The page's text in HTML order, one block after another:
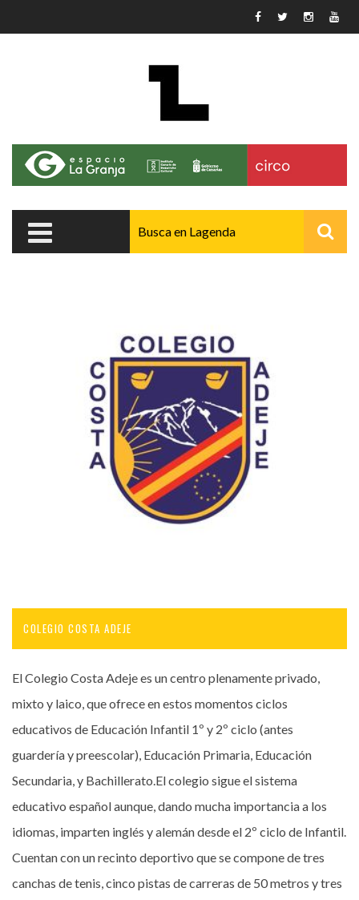
COLEGIO COSTA ADEJE
El Colegio Costa Adeje es un centro plenamente privado,
mixto y laico, que ofrece en estos momentos ciclos
educativos de Educación Infantil 1º y 2º ciclo (antes
guardería y preescolar), Educación Primaria, Educación
Secundaria, y Bachillerato.El colegio sigue el sistema
educativo español aunque, dando mucha importancia a los
idiomas, imparten inglés y alemán desde el 2º ciclo de Infantil.
Cuentan con un recinto deportivo que se compone de tres
canchas de tenis, cinco pistas de carreras de 50 metros y tres